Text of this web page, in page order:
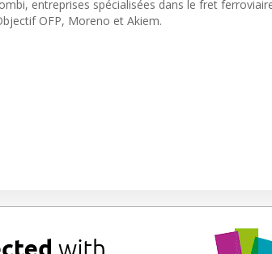
entreprises spécialisées dans le fret
OFP, Moreno et Akiem.